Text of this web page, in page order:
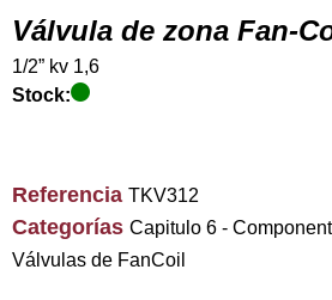
Válvula de zona Fan-
1/2” kv 1,6
Stock:
Referencia TKV312
Categorías Capitulo 6 -
Válvulas de FanCoil